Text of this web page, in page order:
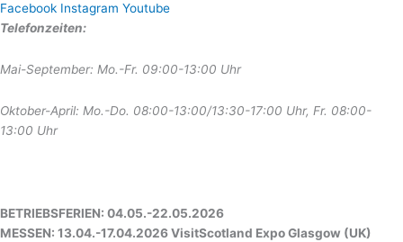
Facebook Instagram Youtube
Telefonzeiten:
Mai-September: Mo.-Fr. 09:00-13:00 Uhr
Oktober-April: Mo.-Do. 08:00-13:00/13:30-17:00 Uhr, Fr. 08:00-
13:00 Uhr
BETRIEBSFERIEN: 04.05.-22.05.2026
MESSEN: 13.04.-17.04.2026 VisitScotland Expo Glasgow (UK)